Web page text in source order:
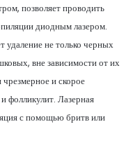
позволяет проводить
диодным лазером.
удаление не только черных
вне зависимости от их
и скорое
фолликулит. Лазерная
с помощью бритв или